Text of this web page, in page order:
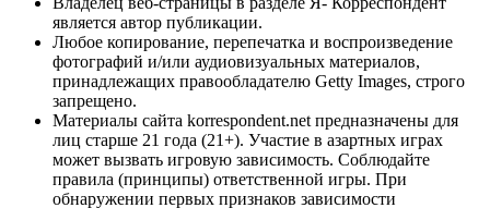
является автор публикации.
Любое копирование, перепечатка и воспроизведение
фотографий и/или аудиовизуальных материалов,
принадлежащих правообладателю Getty Images, строго
запрещено.
Материалы сайта korrespondent.net предназначены для
лиц старше 21 года (21+). Участие в азартных играх
может вызвать игровую зависимость. Соблюдайте
правила (принципы) ответственной игры. При
обнаружении первых признаков зависимости